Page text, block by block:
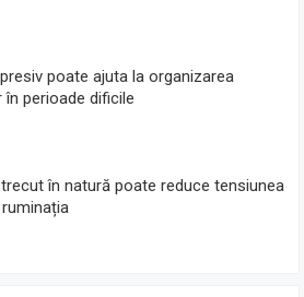
poate ajuta la organizarea
în perioade dificile
în natură poate reduce tensiunea